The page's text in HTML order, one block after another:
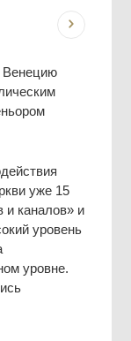
Венецию
уже 15
и каналов» и
уровень
уровне.